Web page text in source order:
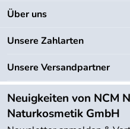
Kontakt
Lieferbedingungen
Kundenlogin
Über uns
Unsere Bestseller
Neu
Angebote
Kundenbewertungen (754)
4,9/5*****
Unsere Zahlarten
Unsere Versandpartner
Neuigkeiten von NCM
Naturkosmetik GmbH